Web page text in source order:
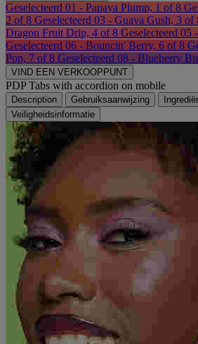
Geselecteerd 01 - Papaya Plump, 1 of 8
2 of 8 Geselecteerd 03 - Guava Gush, 3 of
Dragon Fruit Drip, 4 of 8 Geselecteerd 05
Geselecteerd 06 - Bouncin' Berry, 6 of 8
Pop, 7 of 8 Geselecteerd 08 - Blueberry
VIND EEN VERKOOPPUNT
PDP Tabs with accordion on mobile
Description Gebruiksaanwijzing
Veiligheidsinformatie